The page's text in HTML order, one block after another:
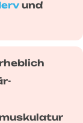
und